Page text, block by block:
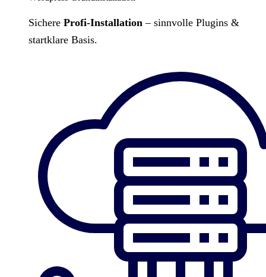
Sichere Profi-Installation – sinnvolle Plugins &
startklare Basis.